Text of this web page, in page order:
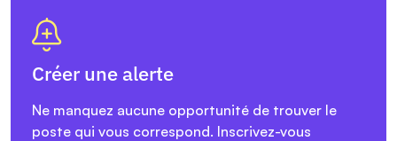
Créer une alerte
Ne manquez aucune opportunité de trouver le
poste qui vous correspond. Inscrivez-vous